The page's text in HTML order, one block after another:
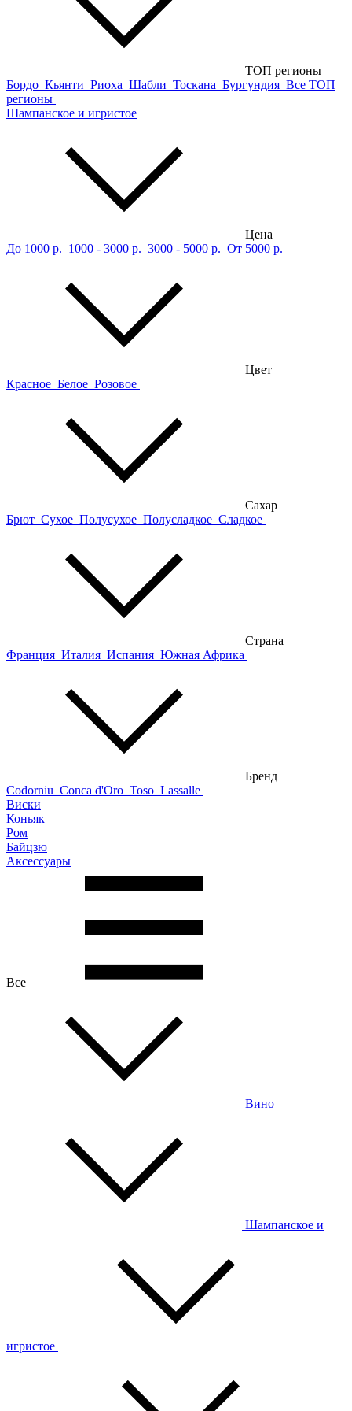
ТОП регионы
Бордо Кьянти Риоха Шабли Тоскана Бургундия Все ТОП
регионы
Шампанское и игристое
Цена
До 1000 р. 1000 - 3000 р. 3000 - 5000 р. От 5000 р.
Цвет
Красное Белое Розовое
Сахар
Брют Сухое Полусухое Полусладкое Сладкое
Страна
Франция Италия Испания Южная Африка
Бренд
Codorniu Conca d'Oro Toso Lassalle
Виски
Коньяк
Ром
Байцзю
Аксессуары
Все
Вино
Шампанское и
игристое